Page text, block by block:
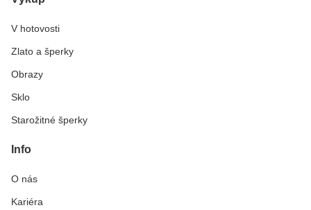
V hotovosti
Zlato a šperky
Obrazy
Sklo
Starožitné šperky
Info
O nás
Kariéra